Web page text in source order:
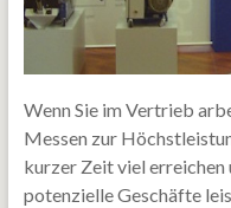
Wenn Sie im Vertrieb
Messen zur
kurzer Zeit viel
potenzielle Geschäfte